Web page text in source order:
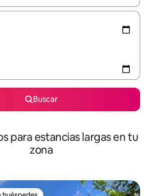
Buscar
para estancias largas en tu
zona